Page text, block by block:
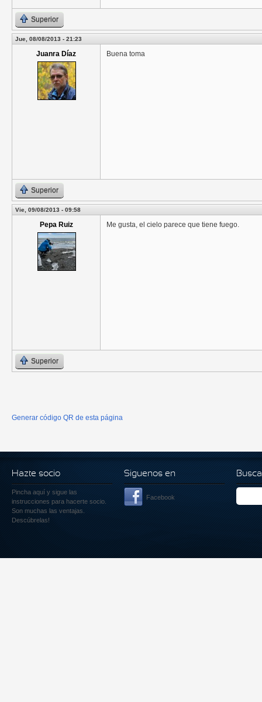
Superior
Jue, 08/08/2013 - 21:23
Juanra Díaz Buena toma
Superior
Vie, 09/08/2013 - 09:58
Pepa Ruiz Me gusta, el cielo parece que tiene fuego.
Superior
Generar código QR de esta página
Hazte socio
Pincha aquí y sigue las
instrucciones para hacerte socio.
Son muchas las ventajas.
Descúbrelas!
Siguenos en
Facebook